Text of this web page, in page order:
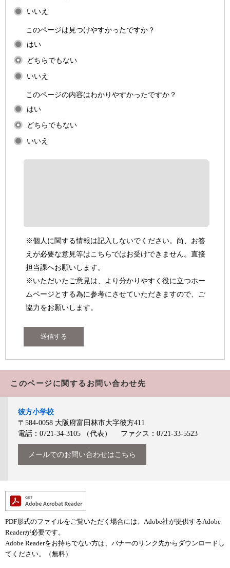
いいえ
このページは見つけやすかったですか？
はい
どちらでもない
いいえ
このページの内容はわかりやすかったですか？
はい
どちらでもない
いいえ
※個人に関する情報は記入しないでください。尚、お答
えが必要な意見等はこちらではお受けできません。直接
担当課へお願いします。
※いただいたご意見は、より分かりやすく役に立つホー
ムページとする為に参考にさせていただきますので、ご
協力をお願いします。
このページに関するお問い合わせ先
彼方小学校
〒584-0058 大阪府富田林市大字彼方411
電話：0721-34-3105
（代表） ファクス：0721-33-5523
メールでのお問い合わせはこちら
PDF形式のファイルをご覧いただく場合には、Adobe社が提供するAdobe
Readerが必要です。
Adobe Readerをお持ちでない方は、バナーのリンク先からダウンロードし
てください。（無料）